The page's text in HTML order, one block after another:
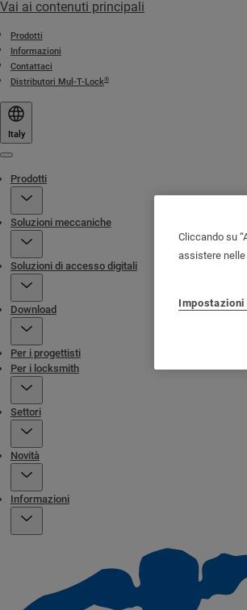
Vai ai contenuti principali
Prodotti
Informazioni
Contattaci
Distributori Mul-T-Lock®
Italy
Prodotti
Soluzioni meccaniche
Soluzioni di accesso digitali
Download
Per i progettisti
Per i locksmith
Settori
Novità
Informazioni
Cliccando su
assistere
Impostazioni